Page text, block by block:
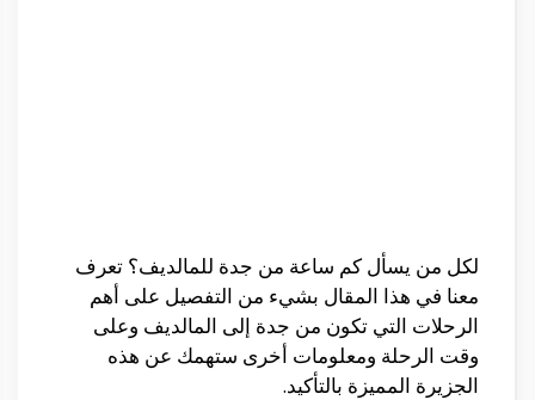
لكل من يسأل كم ساعة من جدة للمالديف؟ تعرف
معنا في هذا المقال بشيء من التفصيل على أهم
الرحلات التي تكون من جدة إلى المالديف وعلى
وقت الرحلة ومعلومات أخرى ستهمك عن هذه
الجزيرة المميزة بالتأكيد.